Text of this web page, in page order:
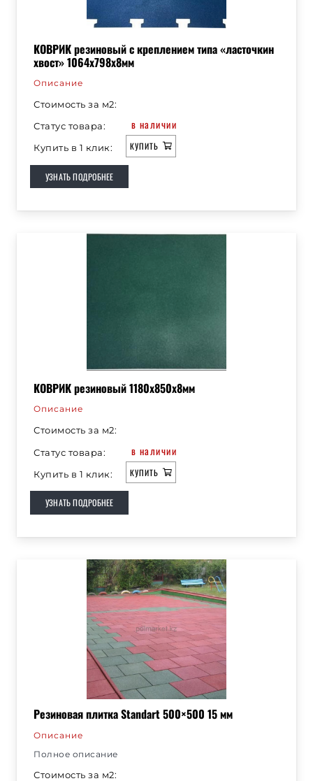
КОВРИК резиновый с креплением типа «ласточкин
хвост» 1064х798х8мм
Описание
Стоимость за м2:
Статус товара:
в наличии
Купить в 1 клик: КУПИТЬ
УЗНАТЬ ПОДРОБНЕЕ
КОВРИК резиновый 1180х850х8мм
Описание
Стоимость за м2:
Статус товара:
в наличии
Купить в 1 клик: КУПИТЬ
УЗНАТЬ ПОДРОБНЕЕ
Резиновая плитка Standart 500×500 15 мм
Описание
Полное описание
Стоимость за м2: